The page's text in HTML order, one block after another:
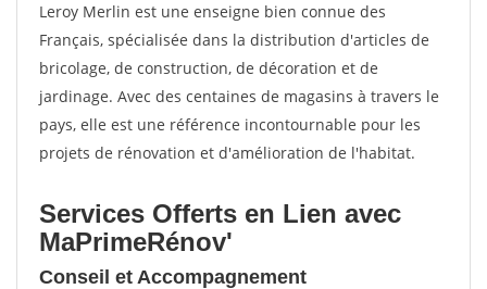
Leroy Merlin est une enseigne bien connue des
Français, spécialisée dans la distribution d'articles de
bricolage, de construction, de décoration et de
jardinage. Avec des centaines de magasins à travers le
pays, elle est une référence incontournable pour les
projets de rénovation et d'amélioration de l'habitat.
Services Offerts en Lien avec
MaPrimeRénov'
Conseil et Accompagnement